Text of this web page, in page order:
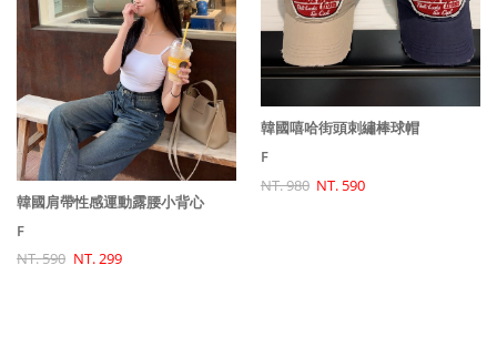
韓國肩帶性感運動露腰小背心
F
NT. 590 NT. 299
韓國嘻哈街頭刺繡棒球帽
F
NT. 980 NT. 590